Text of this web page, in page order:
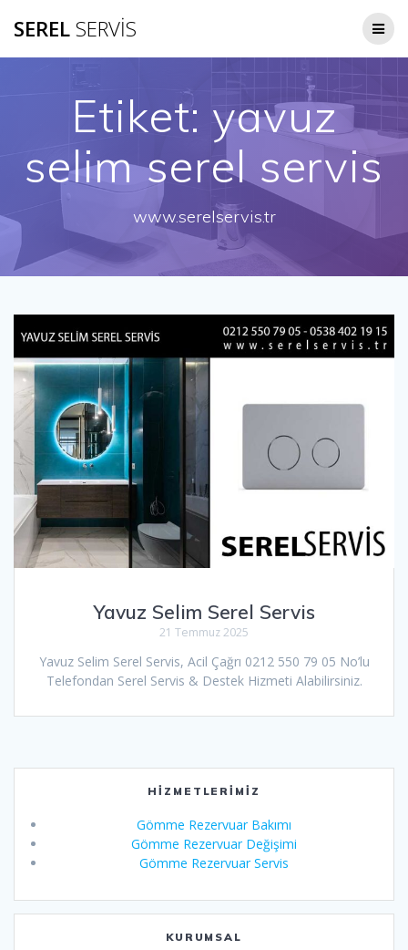
SERELSERVİS
Etiket: yavuz
selim serel servis
www.serelservis.tr
Yavuz Selim Serel Servis
21 Temmuz 2025
Yavuz Selim Serel Servis, Acil Çağrı 0212 550 79 05 No’lu
Telefondan Serel Servis & Destek Hizmeti Alabilirsiniz.
HIZMETLERIMIZ
Gömme Rezervuar Bakımı
Gömme Rezervuar Değişimi
Gömme Rezervuar Servis
KURUMSAL